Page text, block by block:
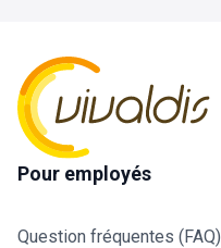
Pour employés
Question fréquentes (FAQ)